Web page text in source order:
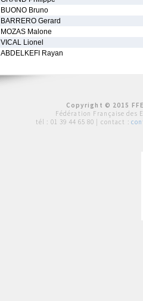
BUONO Bruno
BARRERO Gerard
MOZAS Malone
VICAL Lionel
ABDELKEFI Rayan
Copyright © 2015
Fédération Française des
tél : 01 39 44 65 80 | contact :